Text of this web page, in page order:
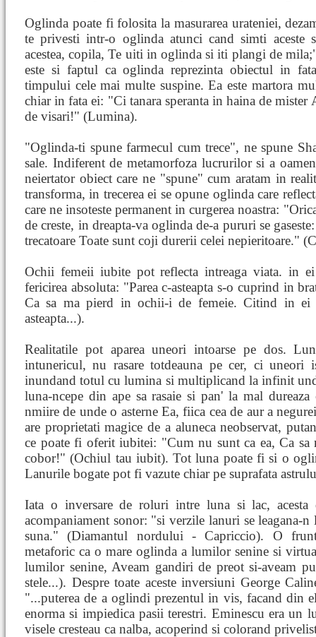
Oglinda poate fi folosita la masurarea urateniei,
te privesti intr-o oglinda atunci cand simti
acestea, copila, Te uiti in oglinda si iti plangi de
este si faptul ca oglinda reprezinta obiectul in
timpului cele mai multe suspine. Ea este martora
chiar in fata ei: "Ci tanara speranta in haina de
de visari!" (Lumina).
"Oglinda-ti spune farmecul cum trece", ne spune
sale. Indiferent de metamorfoza lucrurilor si a
neiertator obiect care ne "spune" cum aratam in
transforma, in trecerea ei se opune oglinda care
care ne insoteste permanent in curgerea noastra:
de creste, in dreapta-va oglinda de-a pururi se
trecatoare Toate sunt coji durerii celei nepieritoare."
Ochii femeii iubite pot reflecta intreaga viata. in ei
fericirea absoluta: "Parea c-asteapta s-o cuprind in
Ca sa ma pierd in ochii-i de femeie. Citind in ei
asteapta...).
Realitatile pot aparea uneori intoarse pe dos.
intunericul, nu rasare totdeauna pe cer, ci uneori
inundand totul cu lumina si multiplicand la infinit
luna-ncepe din ape sa rasaie si pan' la mal
nmiire de unde o asterne Ea, fiica cea de aur a
are proprietati magice de a aluneca neobservat,
ce poate fi oferit iubitei: "Cum nu sunt ca ea, Ca sa
cobor!" (Ochiul tau iubit). Tot luna poate fi si o
Lanurile bogate pot fi vazute chiar pe suprafata
Iata o inversare de roluri intre luna si lac,
acompaniament sonor: "si verzile lanuri se leagana-
suna." (Diamantul nordului - Capriccio). O
metaforic ca o mare oglinda a lumilor senine si
lumilor senine, Aveam gandiri de preot si-aveam
stele...). Despre toate aceste inversiuni George
"...puterea de a oglindi prezentul in vis, facand din
enorma si impiedica pasii terestri. Eminescu era un
visele cresteau ca nalba, acoperind si colorand